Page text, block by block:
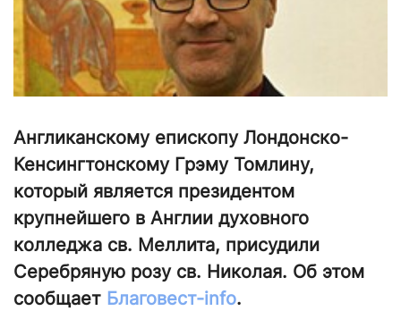
Англиканскому епископу Лондонско-
Кенсингтонскому Грэму Томлину,
который является президентом
крупнейшего в Англии духовного
колледжа св. Меллита, присудили
Серебряную розу св. Николая. Об этом
сообщает Благовест-info.